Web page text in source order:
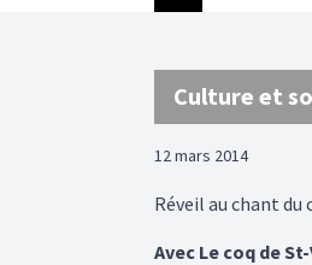
Culture et
12 mars 2014
Réveil au chant du
Avec Le coq de